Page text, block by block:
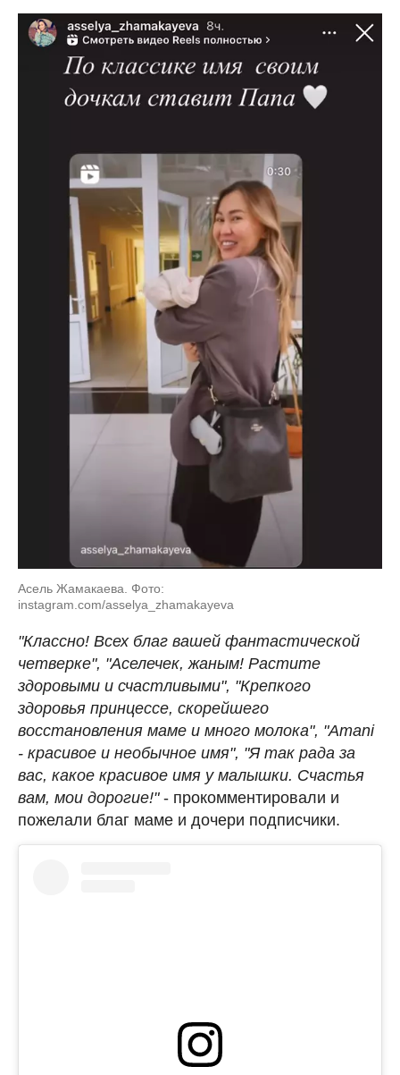
Асель Жамакаева. Фото:
instagram.com/asselya_zhamakayeva
"Классно! Всех благ вашей фантастической
четверке", "Аселечек, жаным! Растите
здоровыми и счастливыми", "Крепкого
здоровья принцессе, скорейшего
восстановления маме и много молока", "Amani
- красивое и необычное имя", "Я так рада за
вас, какое красивое имя у малышки. Счастья
вам, мои дорогие!"- прокомментировали и
пожелали благ маме и дочери подписчики.